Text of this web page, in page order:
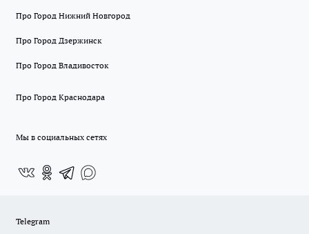
Про Город Нижний Новгород
Про Город Дзержинск
Про Город Владивосток
Про Город Краснодара
Мы в социальных сетях
Telegram